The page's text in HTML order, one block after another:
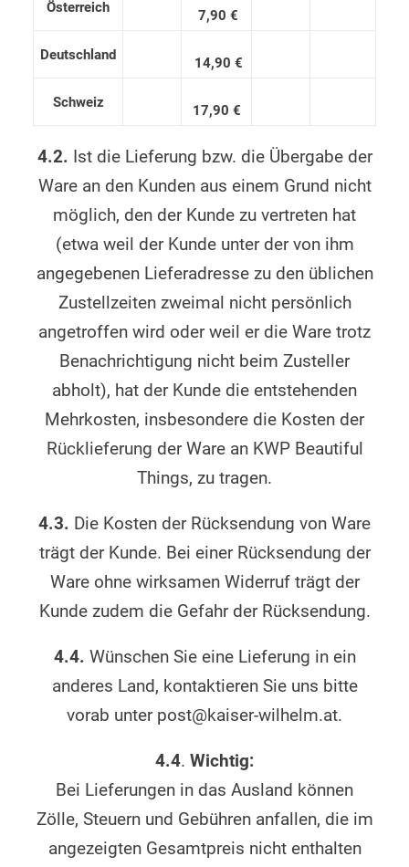
Österreich 7,90 €
Deutschland 14,90 €
Schweiz 17,90 €
4.2. Ist die Lieferung bzw. die Übergabe der
Ware an den Kunden aus einem Grund nicht
möglich, den der Kunde zu vertreten hat
(etwa weil der Kunde unter der von ihm
angegebenen Lieferadresse zu den üblichen
Zustellzeiten zweimal nicht persönlich
angetroffen wird oder weil er die Ware trotz
Benachrichtigung nicht beim Zusteller
abholt), hat der Kunde die entstehenden
Mehrkosten, insbesondere die Kosten der
Rücklieferung der Ware an KWP Beautiful
Things, zu tragen.
4.3. Die Kosten der Rücksendung von Ware
trägt der Kunde. Bei einer Rücksendung der
Ware ohne wirksamen Widerruf trägt der
Kunde zudem die Gefahr der Rücksendung.
4.4. Wünschen Sie eine Lieferung in ein
anderes Land, kontaktieren Sie uns bitte
vorab unter post@kaiser-wilhelm.at.
4.4. Wichtig:
Bei Lieferungen in das Ausland können
Zölle, Steuern und Gebühren anfallen, die im
angezeigten Gesamtpreis nicht enthalten